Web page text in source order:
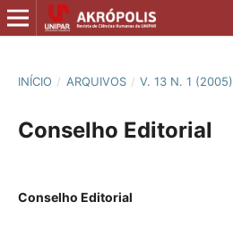
INÍCIO / ARQUIVOS / V. 13 N. 1 (2005)
Conselho Editorial
Conselho Editorial